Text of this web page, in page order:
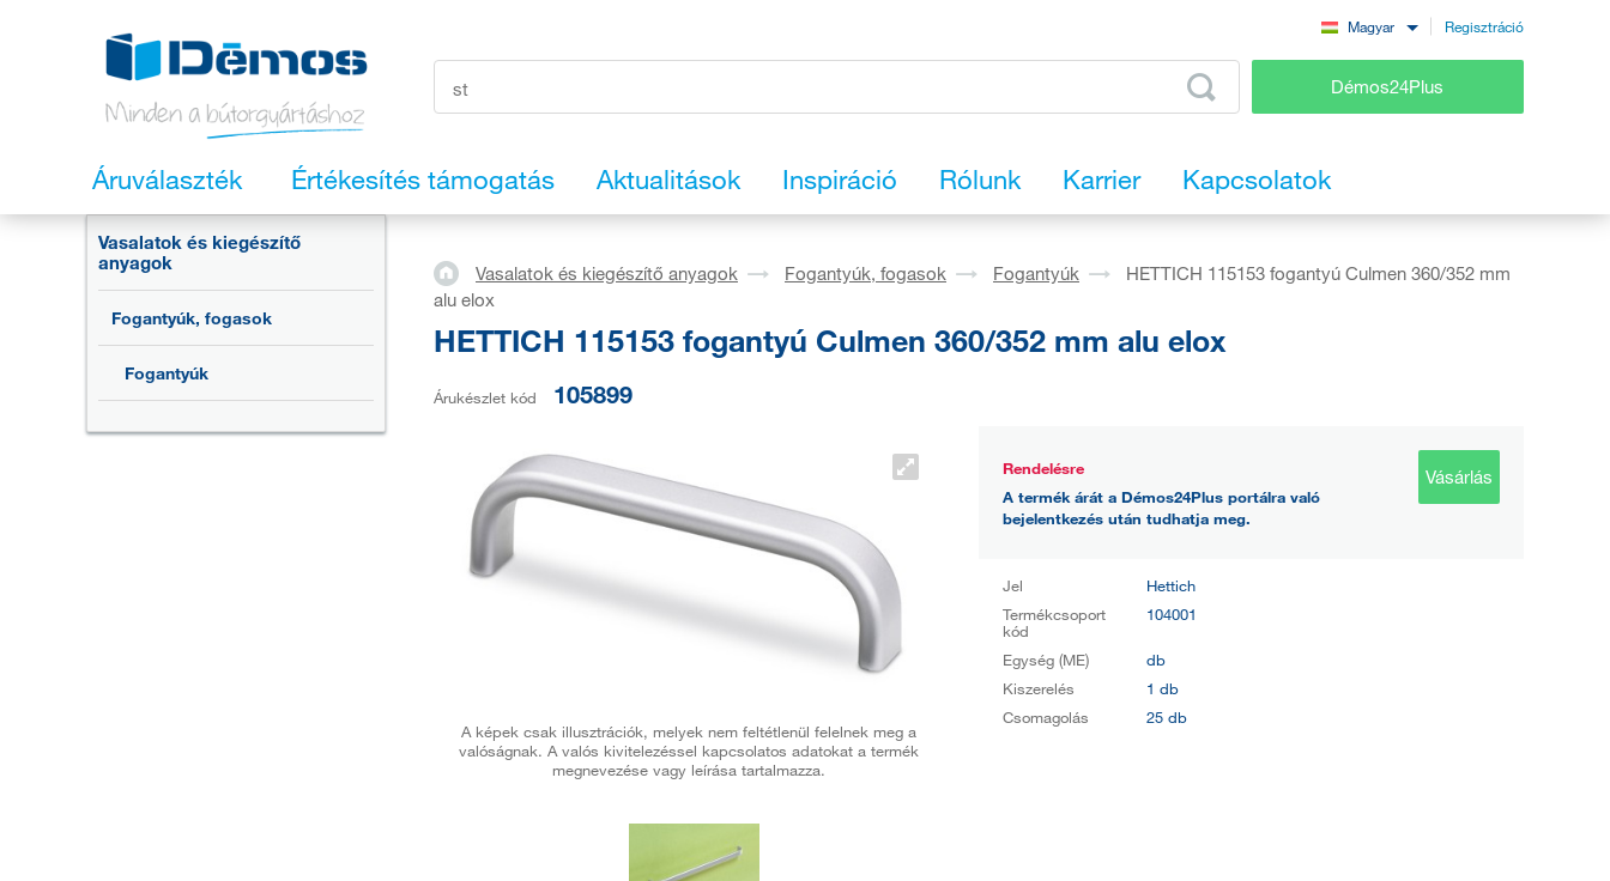
Magyar Regisztráció
Démos24Plus
Áruválaszték Értékesítés támogatás Aktualitások Inspiráció Rólunk Karrier Kapcsolatok
Vasalatok és kiegészítő
anyagok
Fogantyúk, fogasok
Fogantyúk
Vasalatok és kiegészítő anyagok Fogantyúk, fogasok Fogantyúk
HETTICH 115153 fogantyú Culmen 360/352 mm
alu elox
HETTICH 115153 fogantyú Culmen 360/352 mm alu elox
Árukészlet kód 105899
A képek csak illusztrációk, melyek nem feltétlenül felelnek meg a
valóságnak. A valós kivitelezéssel kapcsolatos adatokat a termék
megnevezése vagy leírása tartalmazza.
Rendelésre
A termék árát a Démos24Plus portálra való
bejelentkezés után tudhatja meg.
Vásárlás
Jel
Hettich
Termékcsoport
kód
104001
Egység (ME)
db
Kiszerelés
1 db
Csomagolás
25 db